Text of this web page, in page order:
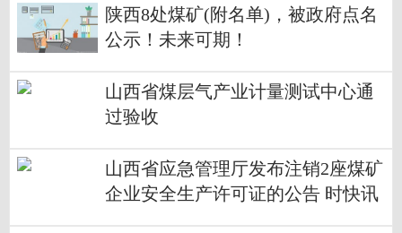
陕西8处煤矿(附名单)，被政府点名
公示！未来可期！
山西省煤层气产业计量测试中心通
过验收
山西省应急管理厅发布注销2座煤矿
企业安全生产许可证的公告 时快讯